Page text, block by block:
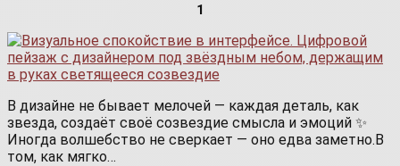
1
В дизайне не бывает мелочей — каждая деталь, как
звезда, создаёт своё созвездие смысла и эмоций ✨
Иногда волшебство не сверкает — оно едва заметно.В
том, как мягко…